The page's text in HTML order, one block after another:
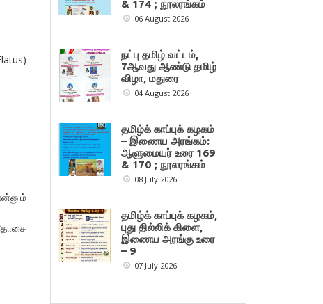
& 174 ; நூலரங்கம்
06 August 2026
நட்பு தமிழ் வட்டம்,
7ஆவது ஆண்டு தமிழ்
விழா, மதுரை
04 August 2026
தமிழ்க் காப்புக் கழகம்
– இணைய அரங்கம்:
ஆளுமையர் உரை 169
& 170 ; நூலரங்கம்
08 July 2026
தமிழ்க் காப்புக் கழகம்,
புது தில்லிக் கிளை,
இணைய அரங்கு உரை
– 9
07 July 2026